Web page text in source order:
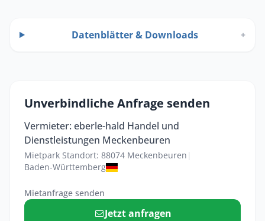
Datenblätter & Downloads +
Unverbindliche Anfrage senden
Vermieter: eberle-hald Handel und
Dienstleistungen Meckenbeuren
Mietpark Standort: 88074 Meckenbeuren |
Baden-Württemberg
Mietanfrage senden
Jetzt anfragen